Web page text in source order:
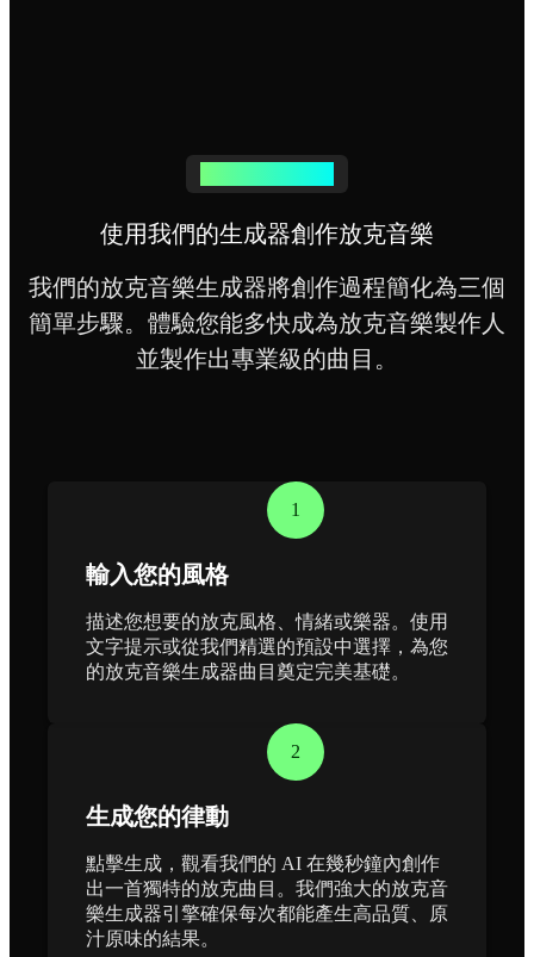
使用我們的生成器創作放克音樂
我們的放克音樂生成器將創作過程簡化為三個
簡單步驟。體驗您能多快成為放克音樂製作人
並製作出專業級的曲目。
1
輸入您的風格
描述您想要的放克風格、情緒或樂器。使用
文字提示或從我們精選的預設中選擇，為您
的放克音樂生成器曲目奠定完美基礎。
2
生成您的律動
點擊生成，觀看我們的 AI 在幾秒鐘內創作
出一首獨特的放克曲目。我們強大的放克音
樂生成器引擎確保每次都能產生高品質、原
汁原味的結果。